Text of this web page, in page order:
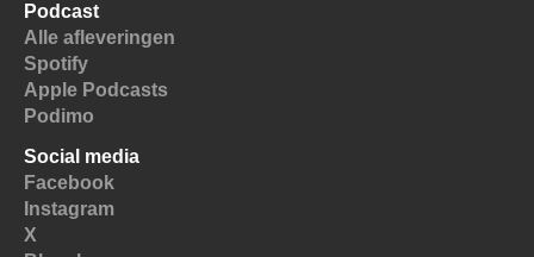
Podcast
Alle afleveringen
Spotify
Apple Podcasts
Podimo
Social media
Facebook
Instagram
X